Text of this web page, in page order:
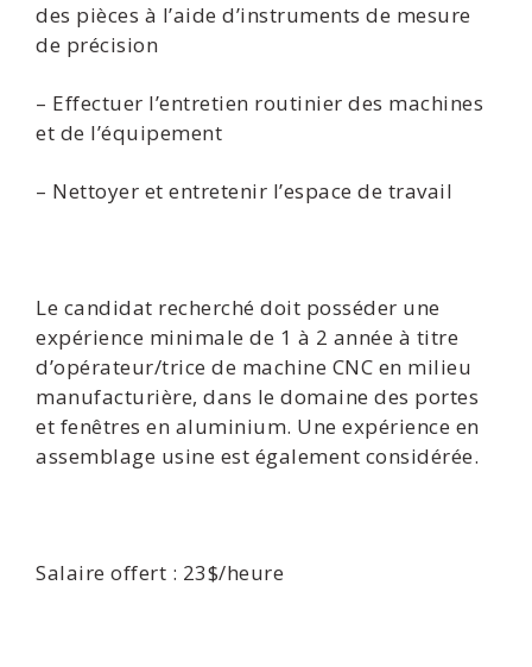
des pièces à l’aide d’instruments de mesure
de précision
– Effectuer l’entretien routinier des machines
et de l’équipement
– Nettoyer et entretenir l’espace de travail
Le candidat recherché doit posséder une
expérience minimale de 1 à 2 année à titre
d’opérateur/trice de machine CNC en milieu
manufacturière, dans le domaine des portes
et fenêtres en aluminium. Une expérience en
assemblage usine est également considérée.
Salaire offert : 23$/heure